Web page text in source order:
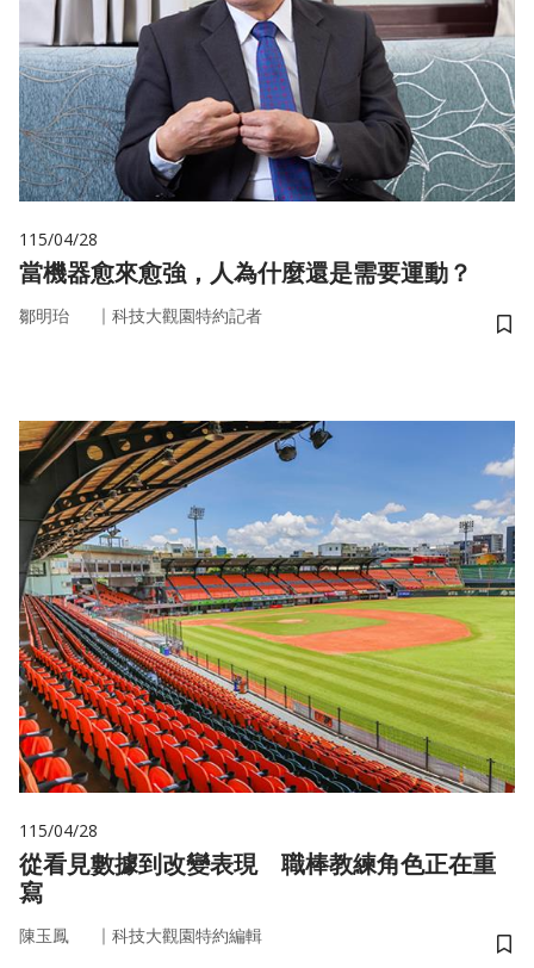
115/04/28
當機器愈來愈強，人為什麼還是需要運動？
鄒明珆 ｜ 科技大觀園特約記者
儲
115/04/28
從看見數據到改變表現 職棒教練角色正在重
寫
陳玉鳳 ｜ 科技大觀園特約編輯
儲